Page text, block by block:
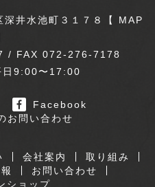
井水池町３１７８【 MAP
/ FAX 072-276-7178
日9:00〜17:00
Facebook
お問い合わせ
会社案内
取り組み
お問い合わせ
ショップ